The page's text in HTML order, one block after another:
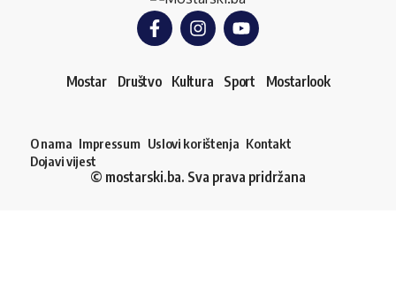
Mostar Društvo Kultura Sport Mostarlook
O nama Impressum Uslovi korištenja Kontakt
Dojavi vijest
© mostarski.ba. Sva prava pridržana